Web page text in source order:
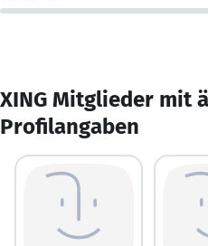
XING Mitglieder mit
Profilangaben